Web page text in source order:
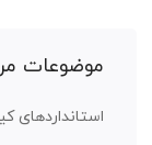
موضوعات
استانداردهای